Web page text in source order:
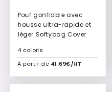
Pouf gonflable avec
housse ultra-rapide et
léger Softybag Cover
À partir de 41.69€/HT
4 coloris
Ajouter à mon devis